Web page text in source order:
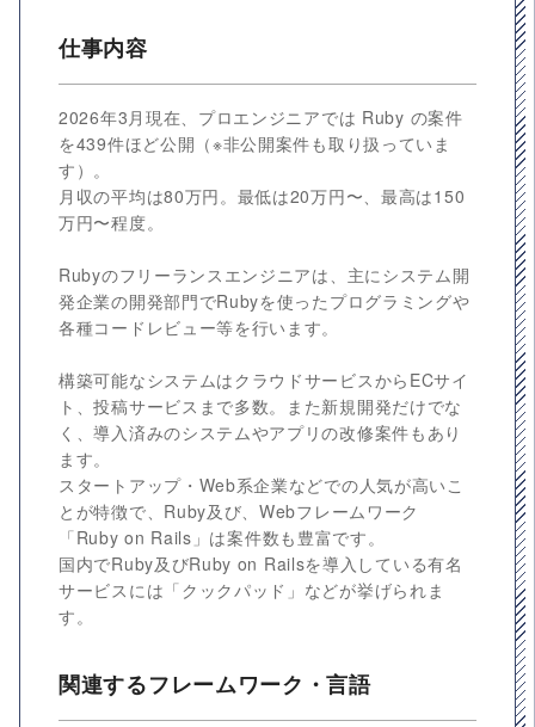
仕事内容
2026年3月現在、プロエンジニアでは Ruby の案件
を439件ほど公開（※非公開案件も取り扱っていま
す）。
月収の平均は80万円。最低は20万円〜、最高は150
万円〜程度。
Rubyのフリーランスエンジニアは、主にシステム開
発企業の開発部門でRubyを使ったプログラミングや
各種コードレビュー等を行います。
構築可能なシステムはクラウドサービスからECサイ
ト、投稿サービスまで多数。また新規開発だけでな
く、導入済みのシステムやアプリの改修案件もあり
ます。
スタートアップ・Web系企業などでの人気が高いこ
とが特徴で、Ruby及び、Webフレームワーク
「Ruby on Rails」は案件数も豊富です。
国内でRuby及びRuby on Railsを導入している有名
サービスには「クックパッド」などが挙げられま
す。
関連するフレームワーク・言語